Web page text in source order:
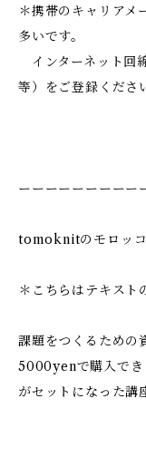
＊携帯のキャリアメ
多いです。
インターネット回
等）をご登録くださ
ーーーーーーーーー
tomoknitのモロッ
＊こちらはテキスト
課題をつくるため
5000yenで購入でき
がセットになった講